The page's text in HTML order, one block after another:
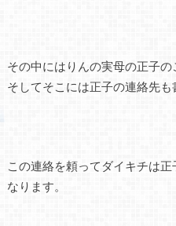
その中にはりんの実母の正子の
そしてそこには正子の連絡先も
この連絡を頼ってダイキチは
なります。